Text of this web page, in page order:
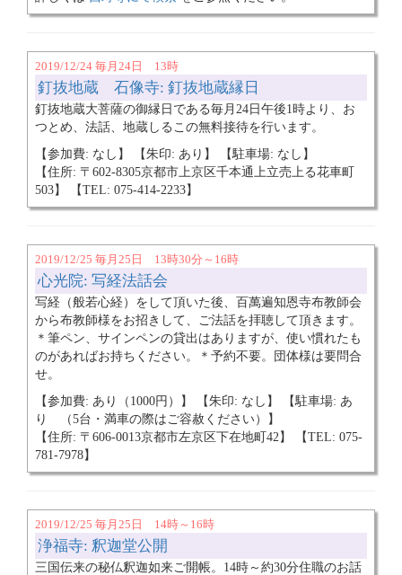
2019/12/24 毎月24日 13時
釘抜地蔵 石像寺: 釘抜地蔵縁日
釘抜地蔵大菩薩の御縁日である毎月24日午後1時より、お
つとめ、法話、地蔵しるこの無料接待を行います。
【参加費: なし】 【朱印: あり】 【駐車場: なし】
【住所: 〒602-8305京都市上京区千本通上立売上る花車町
503】 【TEL: 075-414-2233】
2019/12/25 毎月25日 13時30分～16時
心光院: 写経法話会
写経（般若心経）をして頂いた後、百萬遍知恩寺布教師会
から布教師様をお招きして、ご法話を拝聴して頂きます。
＊筆ペン、サインペンの貸出はありますが、使い慣れたも
のがあればお持ちください。＊予約不要。団体様は要問合
せ。
【参加費: あり（1000円）】 【朱印: なし】 【駐車場: あ
り （5台・満車の際はご容赦ください）】
【住所: 〒606-0013京都市左京区下在地町42】 【TEL: 075-
781-7978】
2019/12/25 毎月25日 14時～16時
浄福寺: 釈迦堂公開
三国伝来の秘仏釈迦如来ご開帳。14時～約30分住職のお話